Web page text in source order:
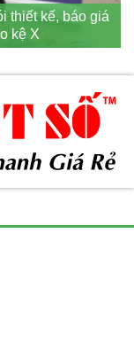
thiết kế, báo giá
kệ X